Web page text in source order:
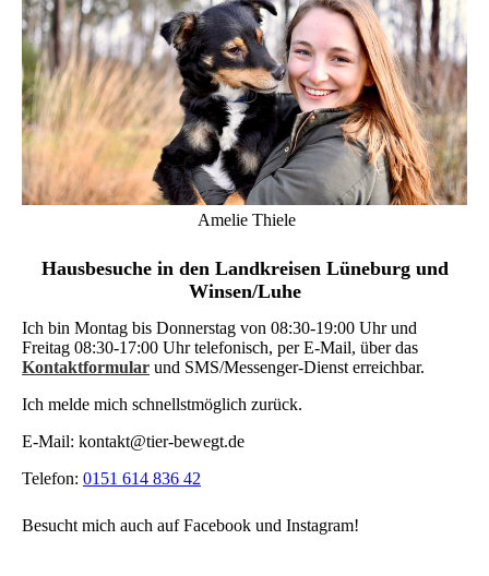
Amelie Thiele
Hausbesuche in den Landkreisen Lüneburg und
Winsen/Luhe
Ich bin Montag bis Donnerstag von 08:30-19:00 Uhr und
Freitag 08:30-17:00 Uhr telefonisch, per E-Mail, über das
Kontaktformular und SMS/Messenger-Dienst erreichbar.
Ich melde mich schnellstmöglich zurück.
E-Mail: kontakt@tier-bewegt.de
Telefon: 0151 614 836 42
Besucht mich auch auf Facebook und Instagram!